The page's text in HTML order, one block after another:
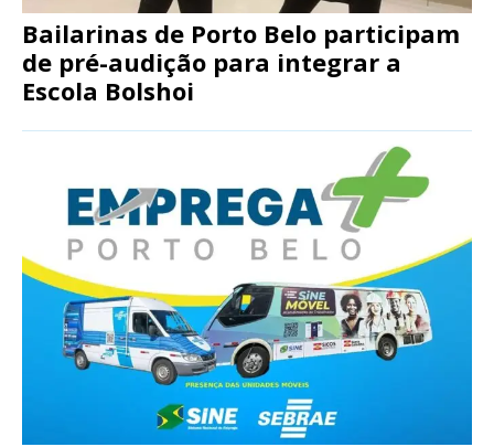
Bailarinas de Porto Belo participam
de pré-audição para integrar a
Escola Bolshoi